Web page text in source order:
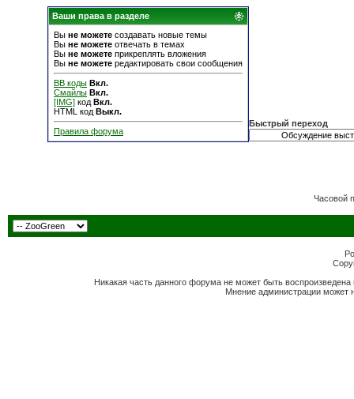
Ваши права в разделе
Вы не можете создавать новые темы
Вы не можете отвечать в темах
Вы не можете прикреплять вложения
Вы не можете редактировать свои сообщения
BB коды Вкл.
Смайлы Вкл.
[IMG] код Вкл.
HTML код Выкл.
Правила форума
Быстрый переход
Часовой
Никакая часть данного форума не может быть
Мнение администрации может